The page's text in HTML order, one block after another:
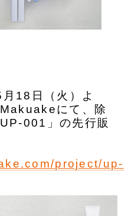
18日（火）よ
にて、除
001」の先行販
project/up-